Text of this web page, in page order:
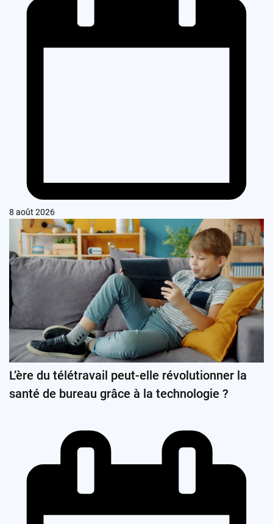
8 août 2026
L’ère du télétravail peut-elle révolutionner la
santé de bureau grâce à la technologie ?